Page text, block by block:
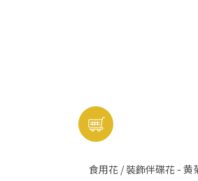
食用花 / 裝飾伴碟花 - 黄